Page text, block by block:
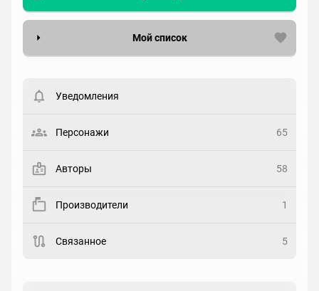
Мой список
Статус
Рейтинг
Реакция
Уведомления
Персонажи 65
Авторы 58
Производители 1
Связанное 5